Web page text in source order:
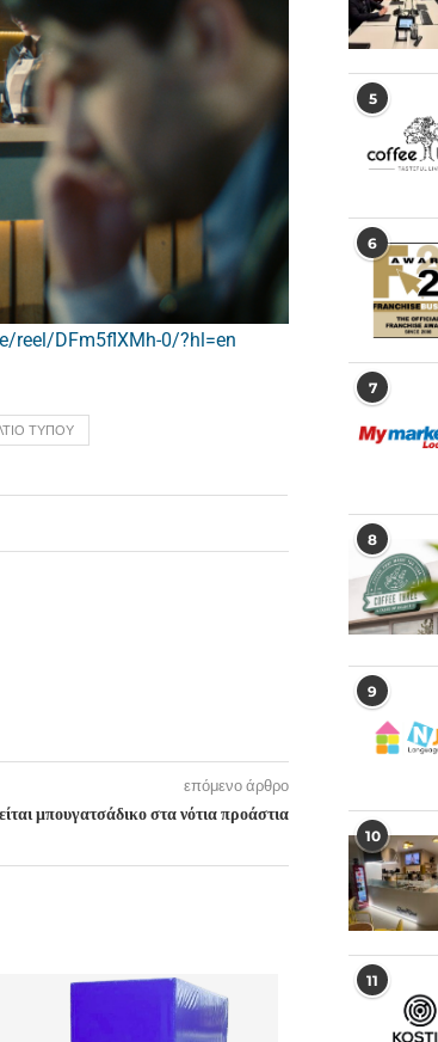
reel/DFm5flXMh-0/?hl=en
ΤΥΠΟΥ
επόμενο άρθρο
μπουγατσάδικο στα νότια προάστια
5
6
7
8
9
10
11